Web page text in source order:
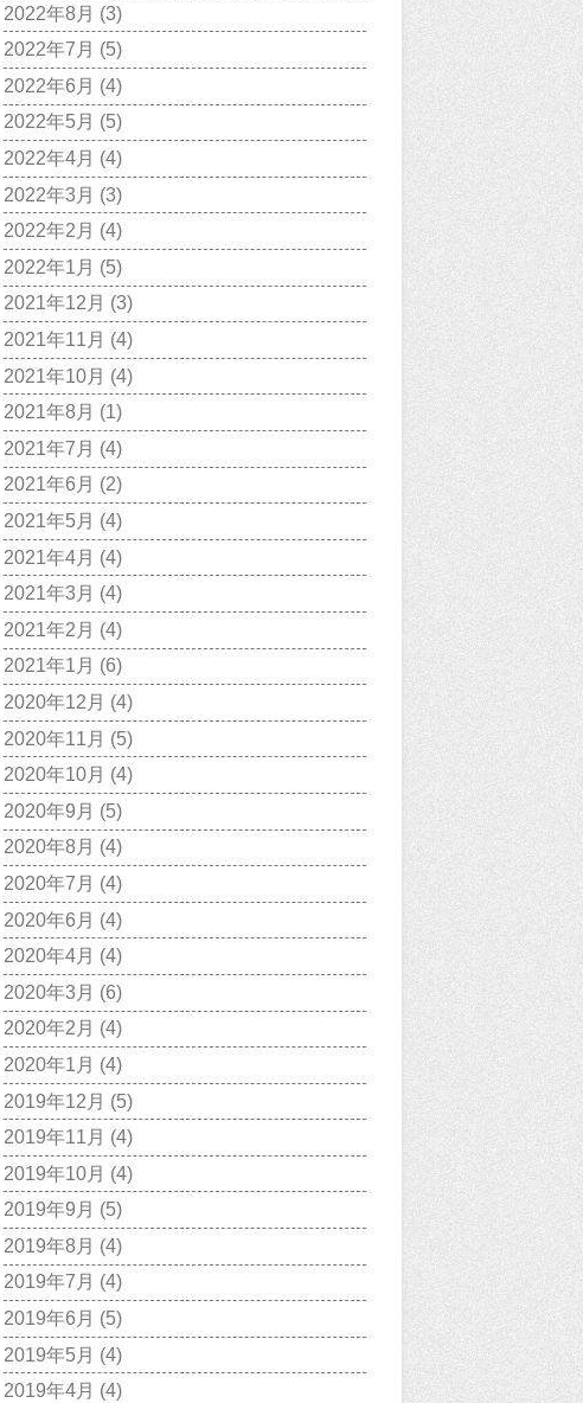
2022年8月 (3)
2022年7月 (5)
2022年6月 (4)
2022年5月 (5)
2022年4月 (4)
2022年3月 (3)
2022年2月 (4)
2022年1月 (5)
2021年12月 (3)
2021年11月 (4)
2021年10月 (4)
2021年8月 (1)
2021年7月 (4)
2021年6月 (2)
2021年5月 (4)
2021年4月 (4)
2021年3月 (4)
2021年2月 (4)
2021年1月 (6)
2020年12月 (4)
2020年11月 (5)
2020年10月 (4)
2020年9月 (5)
2020年8月 (4)
2020年7月 (4)
2020年6月 (4)
2020年4月 (4)
2020年3月 (6)
2020年2月 (4)
2020年1月 (4)
2019年12月 (5)
2019年11月 (4)
2019年10月 (4)
2019年9月 (5)
2019年8月 (4)
2019年7月 (4)
2019年6月 (5)
2019年5月 (4)
2019年4月 (4)